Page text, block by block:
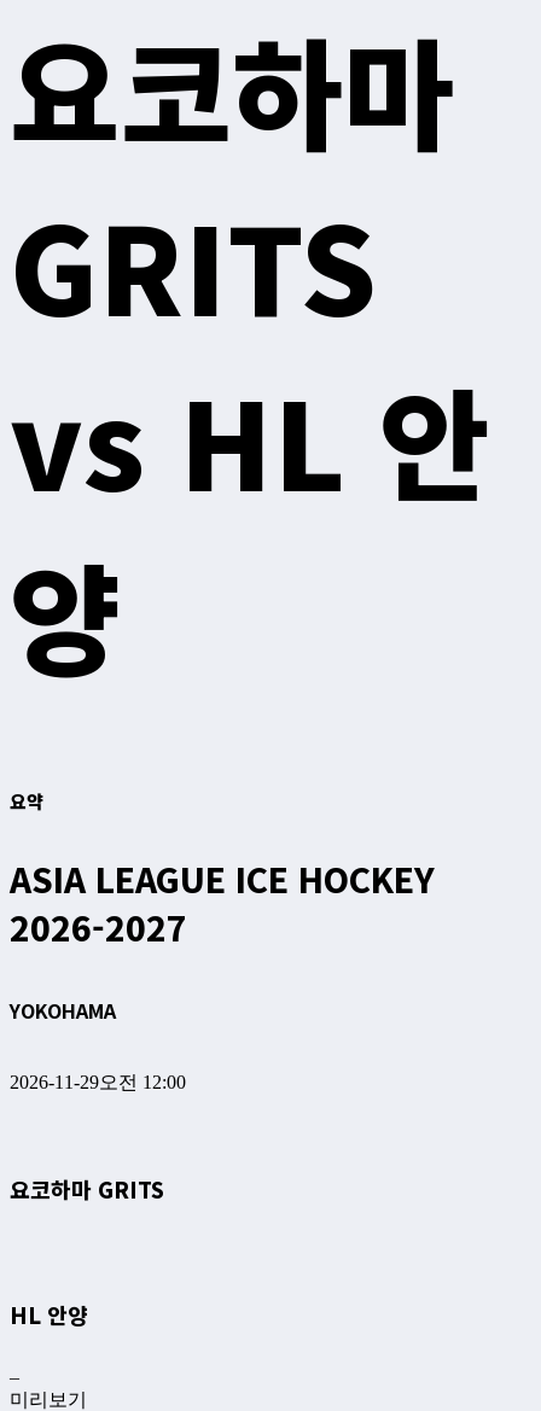
요코하마
GRITS
vs HL 안
양
요약
ASIA LEAGUE ICE HOCKEY
2026-2027
YOKOHAMA
2026-11-29오전 12:00
요코하마 GRITS
HL 안양
–
미리보기